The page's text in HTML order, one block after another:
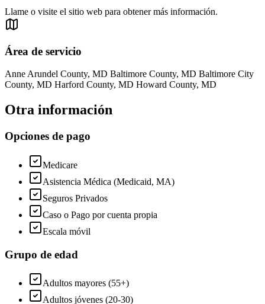
Llame o visite el sitio web para obtener más información.
Área de servicio
Anne Arundel County, MD Baltimore County, MD Baltimore City
County, MD Harford County, MD Howard County, MD
Otra información
Opciones de pago
Medicare
Asistencia Médica (Medicaid, MA)
Seguros Privados
Caso o Pago por cuenta propia
Escala móvil
Grupo de edad
Adultos mayores (55+)
Adultos jóvenes (20-30)